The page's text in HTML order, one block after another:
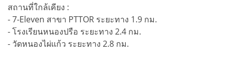
สถานที่ใกล้เคียง :
- 7-Eleven สาขา PTTOR ระยะทาง 1.9 กม.
- โรงเรียนหนองปรือ ระยะทาง 2.4 กม.
- วัดหนองไผ่แก้ว ระยะทาง 2.8 กม.